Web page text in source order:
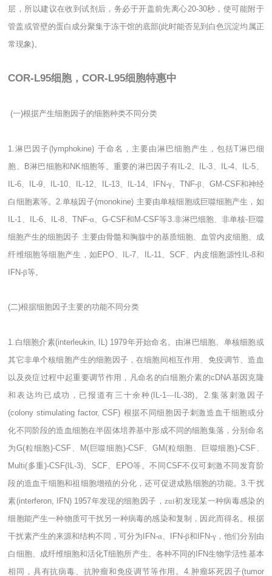
层，所以建议在收到试剂后，务必于开盖前先离心20-30秒，使可能附于
管盖或管壁的蛋白成分聚集于冻干馆的底部(此时能否见到白色沉淀均属正
常现象)。
COR-L95细胞，COR-L95细胞特惠中
(一)根据产生细胞因子的细胞种类不同分类
1. 淋巴因子(lymphokine) 于命名，主要由淋巴细胞产生，包括T淋巴细
胞、
B淋巴细胞和 NK细胞等。重要的淋巴因子有IL-2、 IL-3 IL-4、 IL-5
IL-6
IL-9 IL-10 IL-12 IL-13、 IL-14、 IFN-γ、 TNF-β、 GM-CSF和神经
白细胞素等。 2.单核因子(monokine) 主要由单核细胞或巨噬细胞产生，如
IL-1
IL-6、 IL-8、 TNF-α、G-CSF和 M-CSF等3. 非淋巴细胞、非单核- 巨噬
细胞产生的细胞因子 主要由骨髓和胸腺中的基质细胞、血管内皮细胞、成
纤维细胞等细胞产生，如 EPO IL-7 IL-11 SCF 、内皮细胞源性 IL-8和
IFN-β等。
(二)根据细胞因子主要的功能不同分类
1. 白细胞介素(interleukin, IL) 1979年开始命名。由淋巴细胞、单核细胞或
其它非单个核细胞产生的细胞因子，在细胞间相互作用、免疫调节、造血
以及炎症过程中起重要调节作用，凡命名的白细胞介素的cDNA基因克隆
和表达均已成功，已报道有三十余种 (IL-1―IL-38)。 2.集落刺激因子
(colony stimulating factor, CSF) 根据不同细胞因子刺激造血干细胞或分
化不同阶段的造血细胞在半固体培养基中形成不同的细胞集落，分别命名
为G(粒细胞)-CSF、 M(巨噬细胞)-CSF、GM(粒细胞、巨噬细胞)-CSF、
Multi(多重)-CSF(IL-3)、 SCF、 EPO等。不同 CSF不仅可刺激不同发育阶
段的造血干细胞和祖细胞增殖的分化，还可促进成熟细胞的功能。3.干扰
素(interferon, IFN) 1957年发现的细胞因子，zui初发现某一种病毒感染的
细胞能产生一种物质可干扰另一种病毒的感染和复制，因此而得名。根据
干扰素产生的来源和结构不同，可分为 IFN-α、 IFN-β和 IFN-γ，他们分别由
白细胞、成纤维细胞和活化T细胞所产生。各种不同的 IFN生物学活性基本
相同，具有抗病毒、抗肿瘤和免疫调节等作用。4. 肿瘤坏死因子(tumor